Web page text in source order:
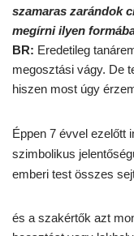
szamaras zarándok
megírni ilyen
BR: Eredetileg
megosztási vágy. De
hiszen most úgy
Éppen 7 évvel ezelőtt
szimbolikus
emberi test összes
és a szakértők azt